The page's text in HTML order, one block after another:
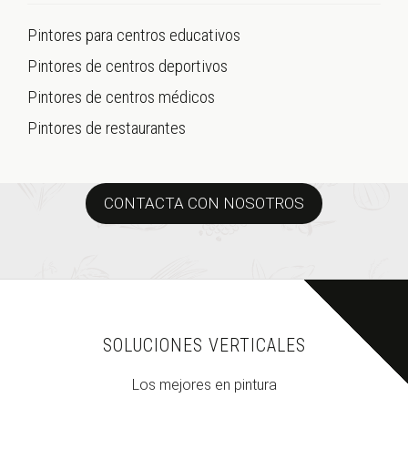
Pintores para centros educativos
Pintores de centros deportivos
Pintores de centros médicos
Pintores de restaurantes
CONTACTA CON NOSOTROS
SOLUCIONES VERTICALES
Los mejores en pintura